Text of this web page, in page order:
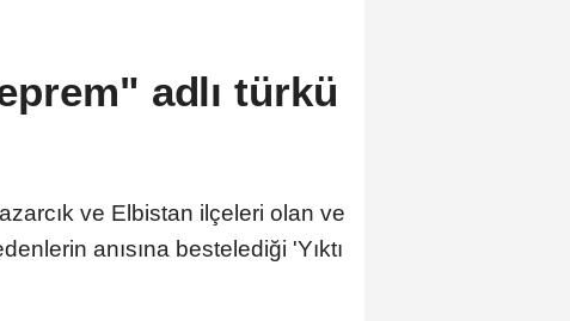
adlı türkü
ve Elbistan ilçeleri olan ve
anısına bestelediği 'Yıktı